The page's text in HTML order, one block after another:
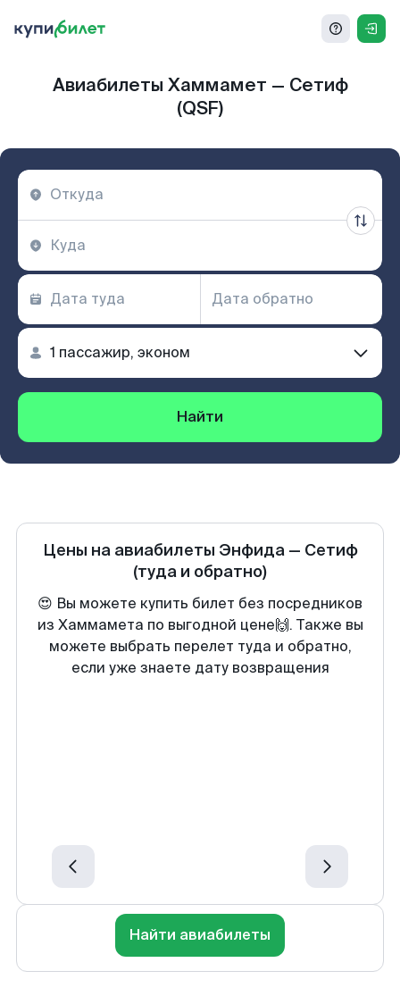
Авиабилеты Хаммамет — Сетиф
(QSF)
Найти
Цены на авиабилеты Энфида— Сетиф
(туда и обратно)
😍 Вы можете купить билет без посредников
из Хаммамета по выгодной цене🙌. Также вы
можете выбрать перелет туда и обратно,
если уже знаете дату возвращения
Найти авиабилеты